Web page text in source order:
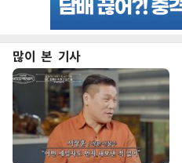
많이 본 기사